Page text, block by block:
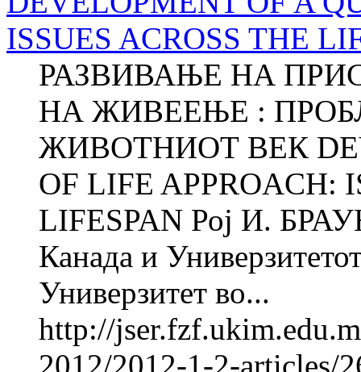
ISSUES ACROSS THE
РАЗВИВАЊЕ НА
НА ЖИВЕЕЊЕ :
ЖИВОТНИОТ ВЕК
OF LIFE APPROACH:
LIFESPAN Рој И.
Канада и
Универзитет во...
http://
2012/2012-1-2-articles/